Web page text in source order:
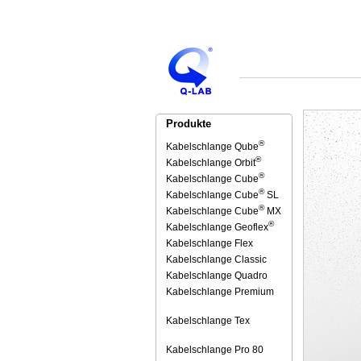
Produkte
Kabelschlange Qube®
Kabelschlange Orbit®
Kabelschlange Cube®
Kabelschlange Cube®SL
Kabelschlange Cube®MX
Kabelschlange Geoflex®
Kabelschlange Flex
Kabelschlange Classic
Kabelschlange Quadro
Kabelschlange Premium
Kabelschlange Tex
Kabelschlange Pro 80